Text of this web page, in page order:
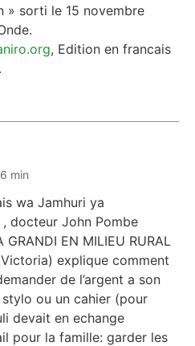
» sorti le 15 novembre
, Edition en francais
min
wa Jamhuri ya
docteur John Pombe
EN MILIEU RURAL
explique comment
de l’argent a son
stylo ou un cahier (pour
devait en echange
pour la famille: garder les